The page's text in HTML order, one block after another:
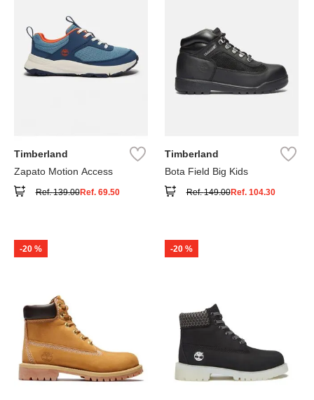
Timberland
Zapato Motion Access
Ref.139.00Ref. 69.50
Timberland
Bota Field Big Kids
Ref.149.00Ref. 104.30
-20 % -20 %